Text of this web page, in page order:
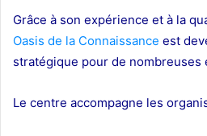
Grâce à son expérience et à la
Oasis de la Connaissance est
stratégique pour de nombreuses
Le centre accompagne les